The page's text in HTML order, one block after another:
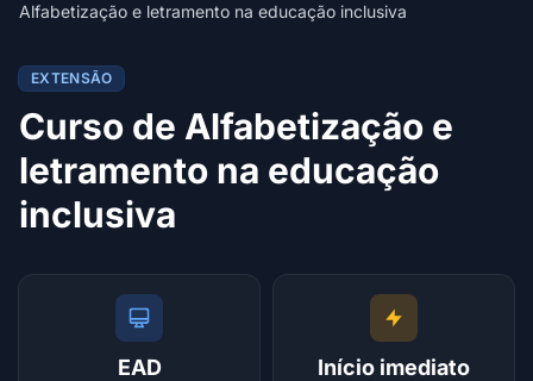
Alfabetização e letramento na educação inclusiva
EXTENSÃO
Curso de Alfabetização e
letramento na educação
inclusiva
EAD Início imediato